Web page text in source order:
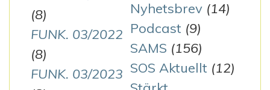
(8)
FUNK. 03/2022
(8)
FUNK. 03/2023
Nyhetsbrev (14)
Podcast (9)
SAMS (156)
SOS Aktuellt (12)